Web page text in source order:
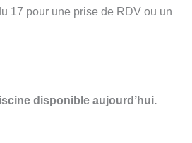
17 pour une prise de RDV ou un
disponible aujourd’hui.